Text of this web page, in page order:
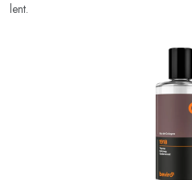
lent.